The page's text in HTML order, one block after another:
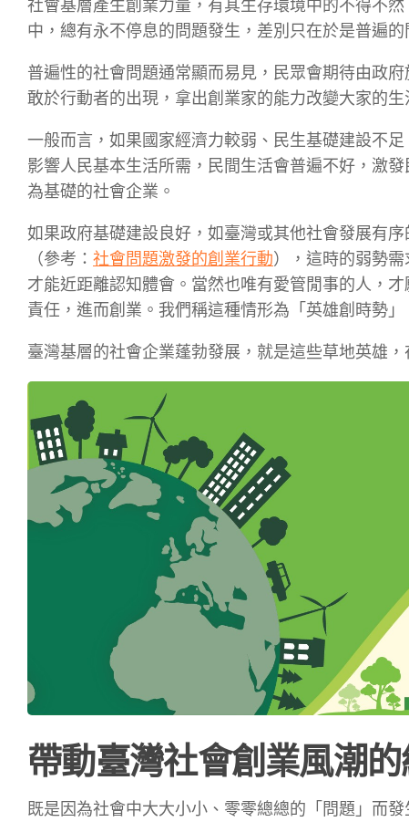
社會基層產生創業力量，有其生存環境中的不得不
中，總有永不停息的問題發生，差別只在於是普遍的
普遍性的社會問題通常顯而易見，民眾會期待由政
敢於行動者的出現，拿出創業家的能力改變大家的
一般而言，如果國家經濟力較弱、民生基礎建設不
影響人民基本生活所需，民間生活會普遍不好，激
為基礎的社會企業。
如果政府基礎建設良好，如臺灣或其他社會發展有
（參考： 社會問題激發的創業行動），這時的弱勢
才能近距離認知體會。當然也唯有愛管閒事的人，
責任，進而創業。我們稱這種情形為「英雄創時勢」
臺灣基層的社會企業蓬勃發展，就是這些草地英雄，
帶動臺灣社會創業風潮
既是因為社會中大大小小、零零總總的「問題」而